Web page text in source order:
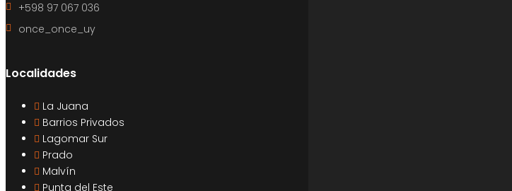
+598 97 067 036
once_once_uy
Localidades
La Juana
Barrios Privados
Lagomar Sur
Prado
Malvín
Punta del Este